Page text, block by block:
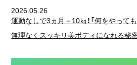
運動なしで3ヵ月－10㎏！「何をやって
無理なくスッキリ美ボディになれる秘密
2026.05.26